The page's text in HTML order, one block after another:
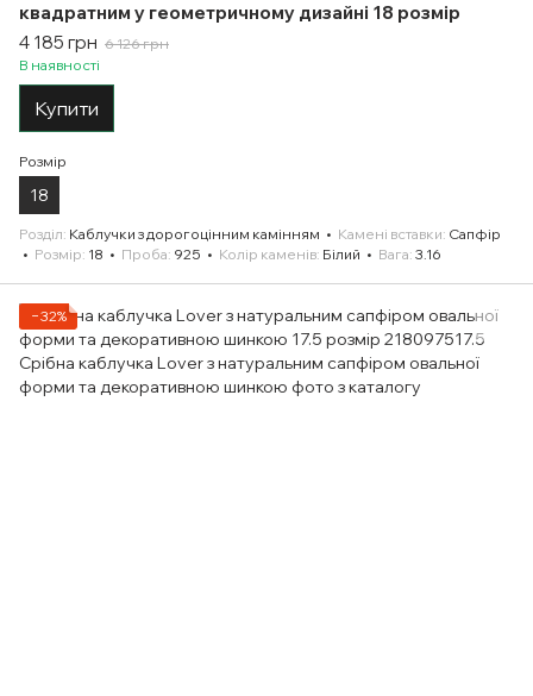
квадратним у геометричному дизайні 18 розмір
4 185 грн 6 126 грн
В наявності
Купити
Розмір
18
Розділ Каблучки з дорогоцінним камінням Камені вставки Сапфір
Розмір 18 Проба 925 Колір каменів Білий Вага 3.16
−32%